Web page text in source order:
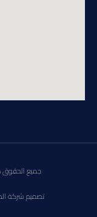
جميع الحقوق
تصميم شركة